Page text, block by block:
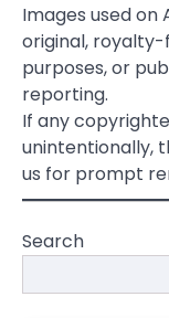
Images used on
original,
purposes, or
reporting.
If any
unintentionally,
us for prompt
Search